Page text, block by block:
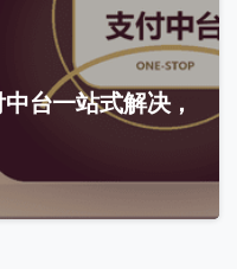
台一站式解决，